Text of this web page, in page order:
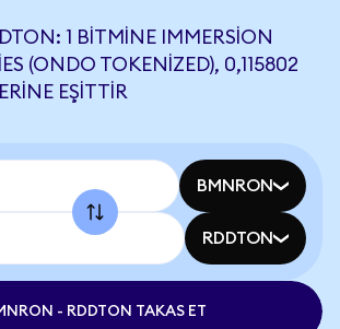
1 BITMINE IMMERSION
(ONDO TOKENIZED), 0,115802
EŞITTIR
BMNRON
RDDTON
- RDDTON TAKAS ET